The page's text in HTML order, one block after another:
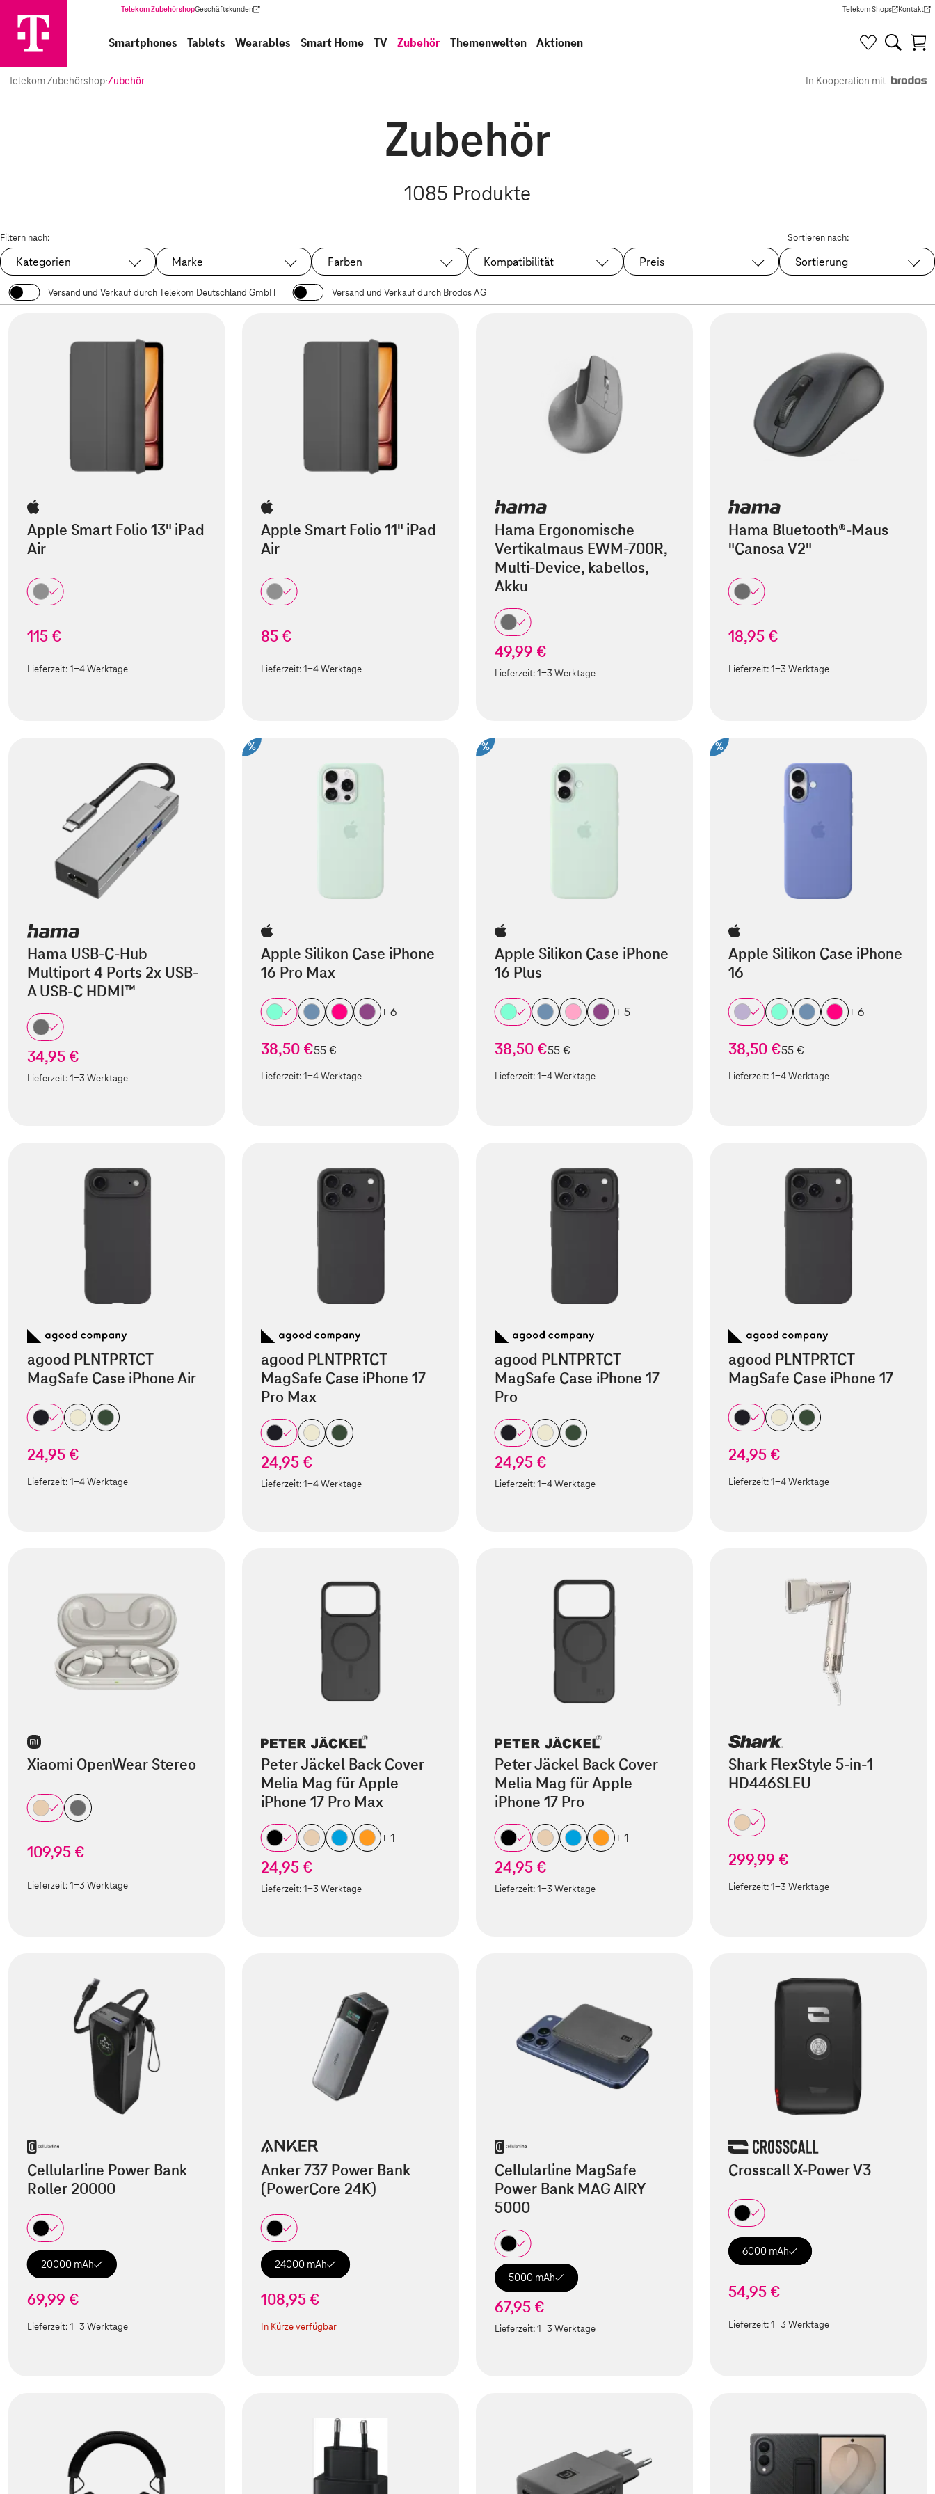
Telekom ZubehörshopGeschäftskunden
(Wird in einem neuen Tab geöffnet) Telekom Shops
(Wird in einem neuen Tab
Kontakt
(Wird in
Smartphones Tablets Wearables Smart Home TV Zubehör Themenwelten Aktionen
Telekom Zubehörshop·Zubehör In Kooperation mit
Zubehör
1085 Produkte
Filtern nach:
Kategorien Marke Farben Kompatibilität Preis
Sortieren nach:
Sortierung
Versand und Verkauf durch Telekom Deutschland GmbH Versand und Verkauf durch Brodos AG
Apple Smart Folio 13" iPad
Air
115 €
Lieferzeit:1-4 Werktage
Apple Smart Folio 11" iPad
Air
85 €
Lieferzeit:1-4 Werktage
Hama Ergonomische
Vertikalmaus EWM-700R,
Multi-Device, kabellos,
Akku
49,99 €
Lieferzeit:1-3 Werktage
Hama Bluetooth®-Maus
"Canosa V2"
18,95 €
Lieferzeit:1-3 Werktage
Hama USB-C-Hub
Multiport 4 Ports 2x USB-
A USB-C HDMI™
34,95 €
Lieferzeit:1-3 Werktage
%
Apple Silikon Case iPhone
16 Pro Max
+ 6
38,50 €statt
55 €
Lieferzeit:1-4 Werktage
%
Apple Silikon Case iPhone
16 Plus
+ 5
38,50 €statt
55 €
Lieferzeit:1-4 Werktage
%
Apple Silikon Case iPhone
16
+ 6
38,50 €statt
55 €
Lieferzeit:1-4 Werktage
agood PLNTPRTCT
MagSafe Case iPhone Air
24,95 €
Lieferzeit:1-4 Werktage
agood PLNTPRTCT
MagSafe Case iPhone 17
Pro Max
24,95 €
Lieferzeit:1-4 Werktage
agood PLNTPRTCT
MagSafe Case iPhone 17
Pro
24,95 €
Lieferzeit:1-4 Werktage
agood PLNTPRTCT
MagSafe Case iPhone 17
24,95 €
Lieferzeit:1-4 Werktage
Xiaomi OpenWear Stereo
109,95 €
Lieferzeit:1-3 Werktage
Peter Jäckel Back Cover
Melia Mag für Apple
iPhone 17 Pro Max
+ 1
24,95 €
Lieferzeit:1-3 Werktage
Peter Jäckel Back Cover
Melia Mag für Apple
iPhone 17 Pro
+ 1
24,95 €
Lieferzeit:1-3 Werktage
Shark FlexStyle 5-in-1
HD446SLEU
299,99 €
Lieferzeit:1-3 Werktage
Cellularline Power Bank
Roller 20000
20000 mAh
69,99 €
Lieferzeit:1-3 Werktage
Anker 737 Power Bank
(PowerCore 24K)
24000 mAh
108,95 €
In Kürze verfügbar
Cellularline MagSafe
Power Bank MAG AIRY
5000
5000 mAh
67,95 €
Lieferzeit:1-3 Werktage
Crosscall X-Power V3
6000 mAh
54,95 €
Lieferzeit:1-3 Werktage